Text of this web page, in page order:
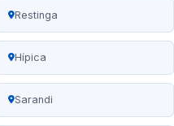
Restinga
Hípica
Sarandi